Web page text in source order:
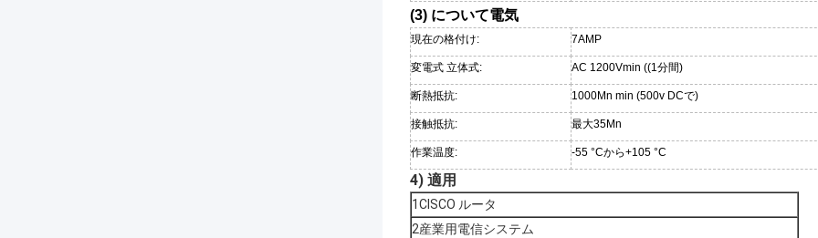
(3) について電気
現在の格付け: 7AMP
変電式 立体式: AC 1200Vmin ((1分間)
断熱抵抗: 1000Mn min (500v DCで)
接触抵抗: 最大35Mn
作業温度: -55 °Cから+105 °C
4) 適用
1CISCO ルータ
2産業用電信システム